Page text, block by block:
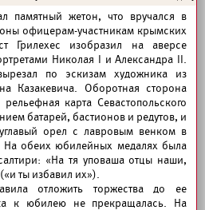
памятный жетон, что вручался в
офицерам-участникам крымских
Грилехес изобразил на аверсе
Николая I и Александра II.
по эскизам художника из
Казакевича. Оборотная сторона
карта Севастопольского
батарей, бастионов и редутов, и
орел с лавровым венком в
обеих юбилейных медалях была
«На тя уповаша отцы наши,
ты избавил их»).
отложить торжества до ее
к юбилею не прекращалась. На